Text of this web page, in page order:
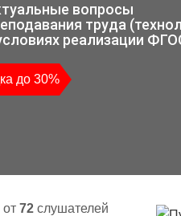
вопросы
труда
реализации
до 30%
от 72 слушателей